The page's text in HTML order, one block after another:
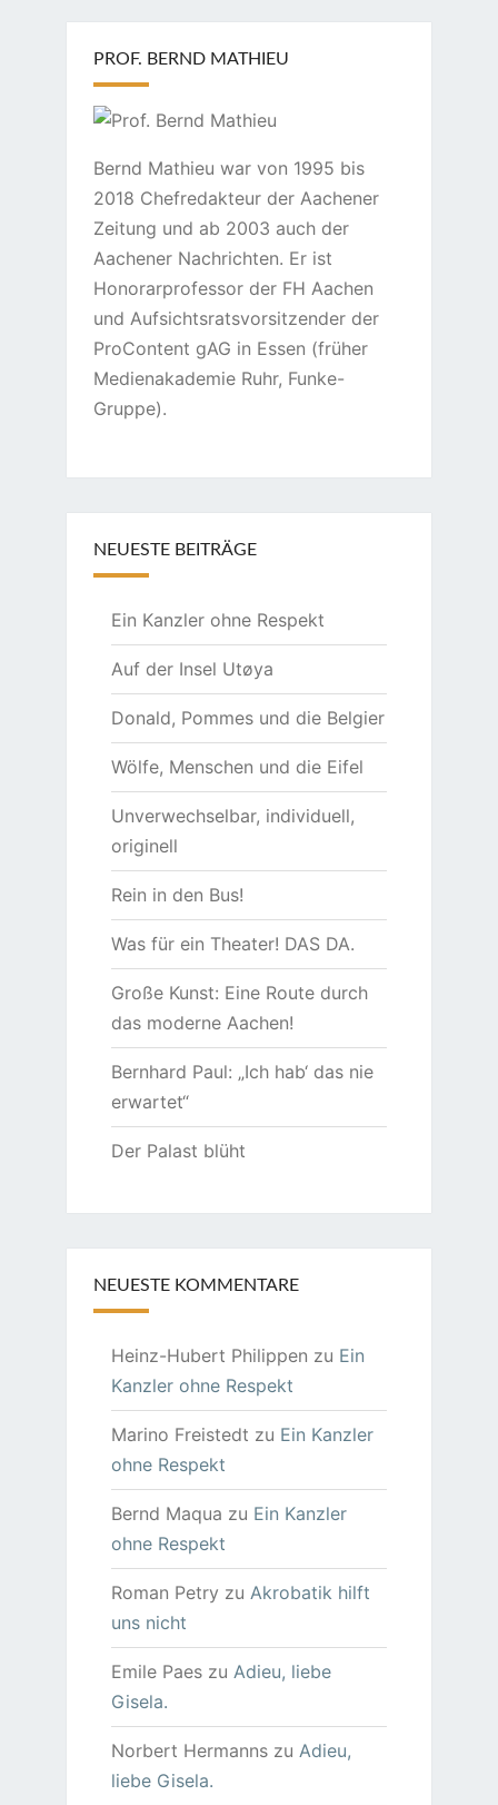
PROF. BERND MATHIEU
Bernd Mathieu war von 1995 bis
2018 Chefredakteur der Aachener
Zeitung und ab 2003 auch der
Aachener Nachrichten. Er ist
Honorarprofessor der FH Aachen
und Aufsichtsratsvorsitzender der
ProContent gAG in Essen (früher
Medienakademie Ruhr, Funke-
Gruppe).
NEUESTE BEITRÄGE
Ein Kanzler ohne Respekt
Auf der Insel Utøya
Donald, Pommes und die Belgier
Wölfe, Menschen und die Eifel
Unverwechselbar, individuell,
originell
Rein in den Bus!
Was für ein Theater! DAS DA.
Große Kunst: Eine Route durch
das moderne Aachen!
Bernhard Paul: „Ich hab‘ das nie
erwartet“
Der Palast blüht
NEUESTE KOMMENTARE
Heinz-Hubert Philippen zu Ein
Kanzler ohne Respekt
Marino Freistedt zu Ein Kanzler
ohne Respekt
Bernd Maqua zu Ein Kanzler
ohne Respekt
Roman Petry zu Akrobatik hilft
uns nicht
Emile Paeszu Adieu, liebe
Gisela.
Norbert Hermannszu Adieu,
liebe Gisela.